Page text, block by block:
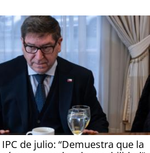
de julio: “Demuestra que la